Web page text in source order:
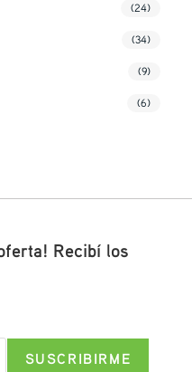
(24)
(34)
(9)
(6)
Recibí los